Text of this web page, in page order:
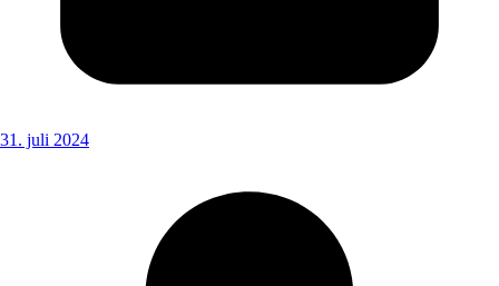
31. juli 2024